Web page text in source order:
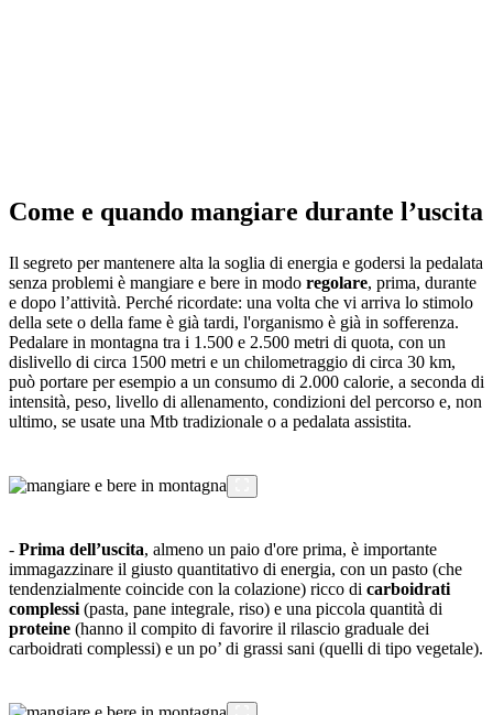
Come e quando mangiare durante l’uscita
Il segreto per mantenere alta la soglia di energia e godersi la pedalata
senza problemi è mangiare e bere in modo regolare, prima, durante
e dopo l’attività. Perché ricordate: una volta che vi arriva lo stimolo
della sete o della fame è già tardi, l'organismo è già in sofferenza.
Pedalare in montagna tra i 1.500 e 2.500 metri di quota, con un
dislivello di circa 1500 metri e un chilometraggio di circa 30 km,
può portare per esempio a un consumo di 2.000 calorie, a seconda di
intensità, peso, livello di allenamento, condizioni del percorso e, non
ultimo, se usate una Mtb tradizionale o a pedalata assistita.
- Prima dell’uscita, almeno un paio d'ore prima, è importante
immagazzinare il giusto quantitativo di energia, con un pasto (che
tendenzialmente coincide con la colazione) ricco di carboidrati
complessi(pasta, pane integrale, riso) e una piccola quantità di
proteine (hanno il compito di favorire il rilascio graduale dei
carboidrati complessi) e un po’ di grassi sani (quelli di tipo vegetale).